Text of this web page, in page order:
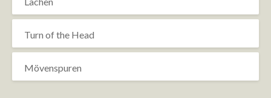
Turn of the Head
Mövenspuren